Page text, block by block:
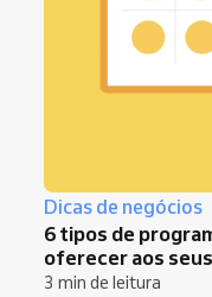
Dicas de negócios
6 tipos de
oferecer aos
3 min de leitura